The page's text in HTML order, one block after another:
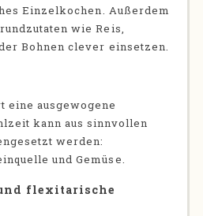
Einzelkochen. Außerdem
wie Reis,
Bohnen clever einsetzen.
eine ausgewogene
kann aus sinnvollen
werden:
und Gemüse.
flexitarische